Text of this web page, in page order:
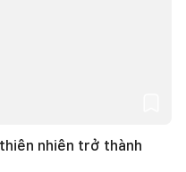
nhiên trở thành